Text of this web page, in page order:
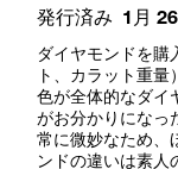
発行済み 1月
ダイヤモンドを購
ト、カラット重
色が全体的なダイ
がお分かりになっ
常に微妙なため、
ンドの違いは素人